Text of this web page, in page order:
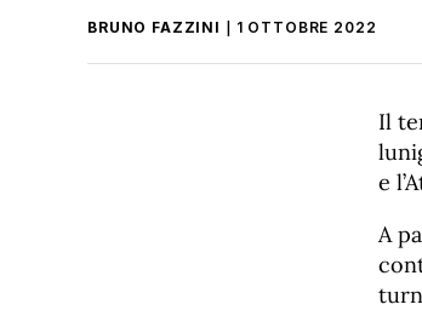
BRUNO FAZZINI 1 OTTOBRE 2022
Il
e
A